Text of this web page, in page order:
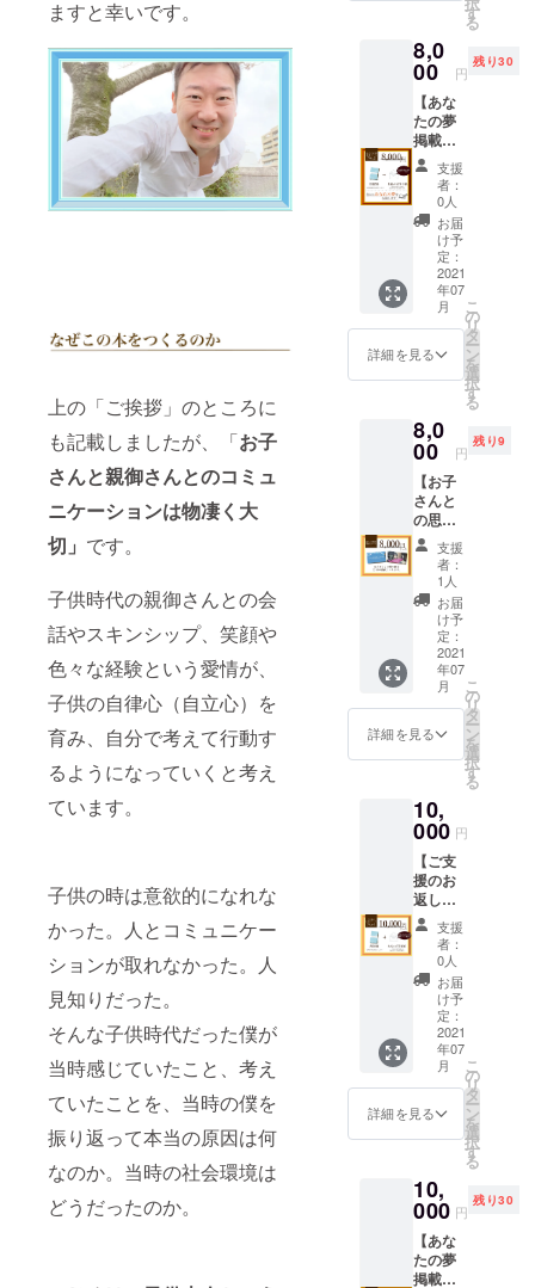
ますと幸いです。
上の「ご挨拶」のところに
も記載しましたが、「お子
さんと親御さんとのコミュ
ニケーションは物凄く大
切」 です。
子供時代の親御さんとの会
話やスキンシップ、笑顔や
色々な経験という愛情が、
子供の自律心（自立心）を
育み、自分で考えて行動す
るようになっていくと考え
ています。
子供の時は意欲的になれな
かった。人とコミュニケー
ションが取れなかった。人
見知りだった。
そんな子供時代だった僕が
当時感じていたこと、考え
ていたことを、当時の僕を
振り返って本当の原因は何
なのか。当時の社会環境は
どうだったのか。
しま
す。
(クラ
ファン
終了直
後はバ
タバタ
してい
る可能
性があ
ります
ので、7
月のご
連絡を
予定し
ていま
す) (ま
支援を
いただ
番に制
作いた
します)
②メー
ルに
て、挿
入する
文章を
お伺い
しま
す。 ③
編集を
開始し
ます。
初回ご
確認ま
で期間
は1週間
ほど頂
す。修
正は1回
対応さ
せて頂
きま
す。
(youtub
eの限定
公開に
て確認
頂きま
章の修
正があ
れば修
正致し
ます。
修正が
なけれ
版の動
画をお
送りい
たしま
す。 こ
れにて
より事
前にお
知らせ
しま
す）
チャレ
ンジが
終了次
第、完
成書籍
と感謝
の手紙
を添え
て順次
お届け
す。
作るこ
とがで
きます
が、お
一人お
一人
ちゃん
とお礼
をした
いので
直接お
名前入
り（応
援者の
任意の
で手紙
を書か
ます(字
は綺麗
ではあ
りませ
んので
ご了承
くださ
い！) ま
た、書
いてい
る様子
をライ
ブ配信
でもお
見せい
す。絶
対全員
筆しま
す！
（CAM
PFIRE
より事
前にお
知らせ
しま
す）
チャレ
ンジが
終了次
第、完
成書籍
と感謝
を添え
て順次
しま
す。
ます。
※巻末に
あなた
の
【夢】
を掲載
させて
いただ
きま
す。
（備考
欄にあ
なたの
「夢」
と「表
記した
いお名
い）
公序良
俗、ま
たは誹
謗中傷
に該当
するか
どうか
チェッ
クさせ
て頂き
ますの
でご了
承くだ
※手紙は
コピー
作るこ
とがで
きます
が、お
一人お
一人
ちゃん
とお礼
をした
いので
直接お
名前入
り（応
援者の
任意の
で手紙
を書か
ます(字
は綺麗
ではあ
りませ
んので
お渡し
す。※全
員分の
手紙を
ライブ
配信で
直筆し
ます。
※応援頂
いた方
には完
成書籍
と、感
謝の手
紙を直
筆でお
送りし
ます。
てあな
たのお
名前
（備考
欄に表
記した
いお名
前をご
入力く
ださ
い）を
掲載さ
せてい
ただき
ます。
※手紙は
コピー
とがで
きます
が、お
一人お
一人
ちゃん
とお礼
をした
いので
直接お
名前入
り（応
援者の
任意の
名前）
を書か
せてい
は綺麗
ではあ
りませ
んので
ご了承
す
る
8,0
00 円
残り30
【あな
たの夢
掲載
コー
ス】 ▶︎
書籍2冊
▶︎あな
たの夢
を掲載
します
（あな
たの任
意のお
名前入
り） ▶︎
お礼の
員分を
直筆で
お渡し
しま
す。※全
員分の
手紙を
ライブ
配信で
直筆し
ます。
※応援頂
いた方
には完
成書籍
と、感
謝の手
ます。
※巻末に
あなた
の
【夢】
を掲載
させて
いただ
きま
す。
（備考
欄にあ
なたの
「夢」
と「表
記した
いお名
い）
公序良
俗、ま
たは誹
謗中傷
支援
者：
0人
お届
け予
定：
2021
年07
月
詳細を見る
こ
の
リ
タ
ー
ン
を
選
択
す
る
8,0
00 円
残り9
【お子
さんと
の思い
出動画
を制作
しま
す！】
▶︎思い
出動画
大切な
お子さ
んとの
思い出
を、写
真と動
画を織
た作品
に仕上
げま
す。お
持ちの
【写真
のデー
タを5〜
10枚
程】と
【動画
データ
合計大
体30分
以内】
そして
【動画
頂きま
した
ら、
BGMを
載せて5
分〜10
支援
者：
1人
お届
け予
定：
2021
年07
月
詳細を見る
こ
の
リ
タ
ー
ン
を
選
択
す
る
10,
000 円
【ご支
援のお
返し
コー
ス】 ▶︎
書籍5冊
▶︎お礼
の手紙
全員分
を直筆
でお渡
ししま
す。※全
員分の
手紙を
ライブ
直筆し
ます。
※応援頂
いた方
には完
成書籍
支援
者：
0人
お届
け予
定：
2021
年07
月
詳細を見る
こ
の
リ
タ
ー
ン
を
選
択
す
る
10,
000 円
残り30
【あな
たの夢
掲載